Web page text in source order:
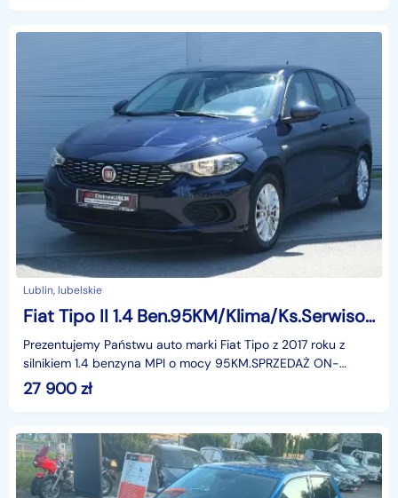
Lublin, lubelskie
Fiat Tipo II 1.4 Ben.95KM/Klima/Ks.Serwisowe/Wersja POP
Prezentujemy Państwu auto marki Fiat Tipo z 2017 roku z
silnikiem 1.4 benzyna MPI o mocy 95KM.SPRZEDAŻ ON-
LINEWychodząc naprzeciw aktualnym problemom proponuje
27 900zł